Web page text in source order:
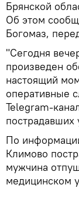
Брянской
Об этом
Богомаз,
"Сегодня
произведен
настоящий
оперативные
Telegram-
пострадавших
По
Климово
мужчина
медицинском